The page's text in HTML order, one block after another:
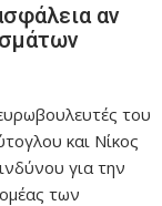
αν
του
και Νίκος
για την
των